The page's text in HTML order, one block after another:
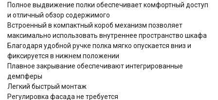
Полное выдвижение полки обеспечивает комфортный доступ
и отличный обзор содержимого
Встроенный в компактный короб механизм позволяет
максимально использовать внутреннее пространство шкафа
Благодаря удобной ручке полка мягко опускается вниз и
фиксируется в нижнем положении
Плавное закрывание обеспечивают интегрированные
демпферы
Легкий быстрый монтаж
Регулировка фасада не требуется